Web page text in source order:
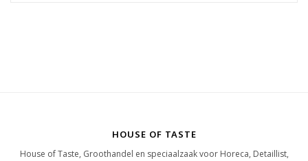
HOUSE OF TASTE
House of Taste, Groothandel en speciaalzaak voor Horeca, Detaillist,